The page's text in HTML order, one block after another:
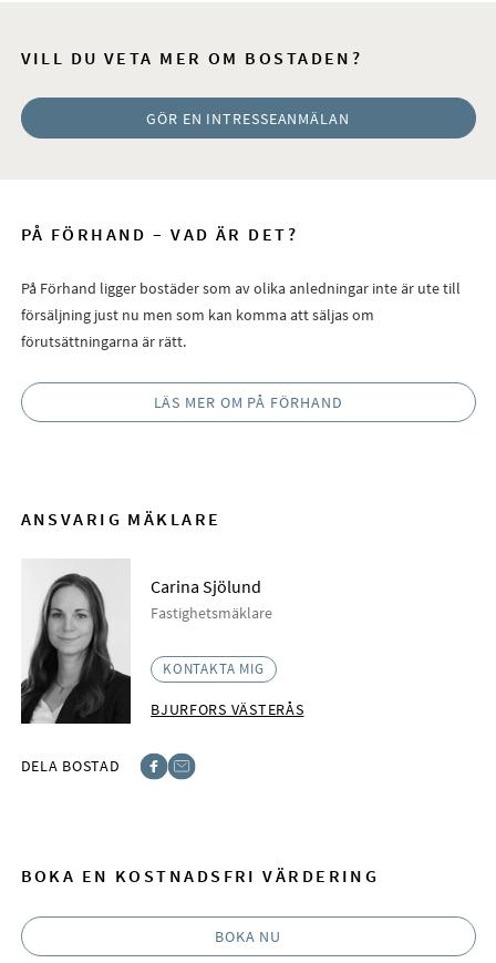
VILL DU VETA MER OM BOSTADEN?
GÖR EN INTRESSEANMÄLAN
PÅ FÖRHAND – VAD ÄR DET?
På Förhand ligger bostäder som av olika anledningar inte är ute till
försäljning just nu men som kan komma att säljas om
förutsättningarna är rätt.
LÄS MER OM PÅ FÖRHAND
ANSVARIG MÄKLARE
Carina Sjölund
Fastighetsmäklare
KONTAKTA MIG
BJURFORS VÄSTERÅS
DELA BOSTAD
BOKA EN KOSTNADSFRI VÄRDERING
BOKA NU